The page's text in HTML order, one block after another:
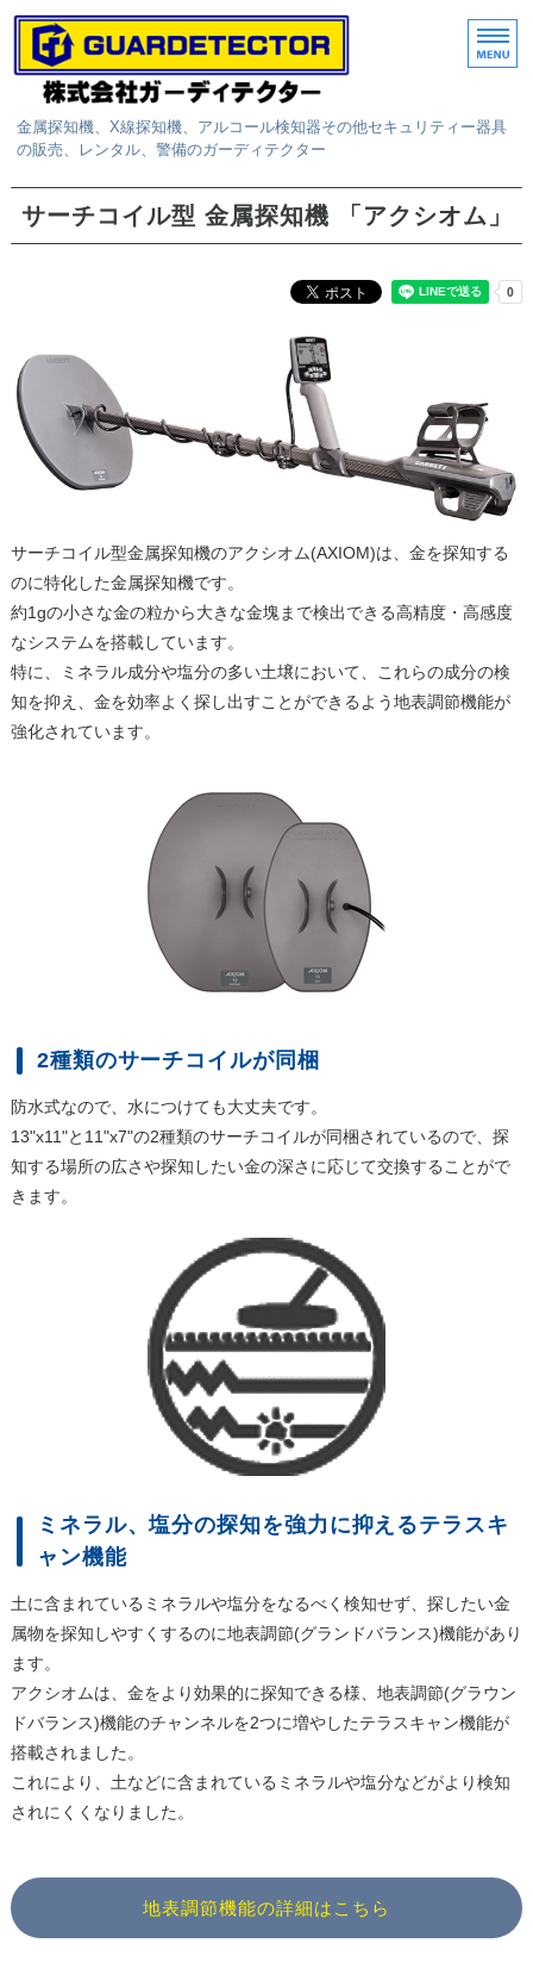
金属探知機、X線探知機、アルコール検知器その他セキュリティー器具
の販売、レンタル、警備のガーディテクター
サービス
お問い合わせ
サーチコイル型 金属探知機 「アクシオム」
サーチコイル型金属探知機のアクシオム(AXIOM)は、金を探知する
のに特化した金属探知機です。
約1gの小さな金の粒から大きな金塊まで検出できる高精度・高感度
なシステムを搭載しています。
特に、ミネラル成分や塩分の多い土壌において、これらの成分の検
知を抑え、金を効率よく探し出すことができるよう地表調節機能が
強化されています。
2種類のサーチコイルが同梱
防水式なので、水につけても大丈夫です。
13"x11"と11"x7"の2種類のサーチコイルが同梱されているので、探
知する場所の広さや探知したい金の深さに応じて交換することがで
きます。
ミネラル、塩分の探知を強力に抑えるテラスキ
ャン機能
土に含まれているミネラルや塩分をなるべく検知せず、探したい金
属物を探知しやすくするのに地表調節(グランドバランス)機能があり
ます。
アクシオムは、金をより効果的に探知できる様、地表調節(グラウン
ドバランス)機能のチャンネルを2つに増やしたテラスキャン機能が
搭載されました。
これにより、土などに含まれているミネラルや塩分などがより検知
されにくくなりました。
地表調節機能の詳細はこちら